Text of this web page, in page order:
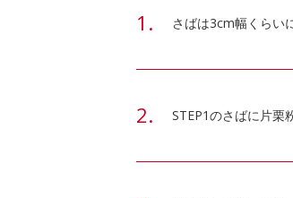
さばは3cm幅くらい
STEP1のさばに片栗